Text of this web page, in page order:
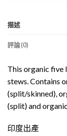
描述
評論(0)
This organic five
stews. Contains
(split/skinned),
(split) and
印度出產